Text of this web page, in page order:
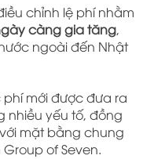
chỉnh lệ phí nhằm
càng gia tăng,
ngoài đến Nhật
mới được đưa ra
nhiều yếu tố, đồng
mặt bằng chung
Group of Seven.